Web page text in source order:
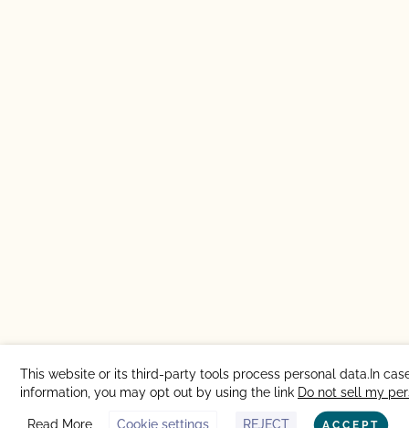
This website or its third-party tools process personal data.In
information, you may opt out by using the link Do not sell my
Read More Cookie settings REJECT ACCEPT